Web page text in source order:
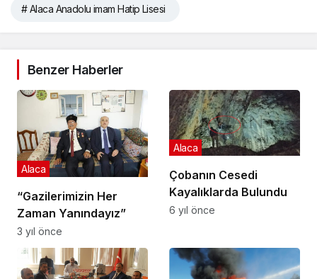
# Alaca Anadolu imam Hatip Lisesi
Benzer Haberler
“Gazilerimizin Her
Zaman Yanındayız”
Alaca
3 yıl önce
Çobanın Cesedi
Kayalıklarda Bulundu
Alaca
6 yıl önce